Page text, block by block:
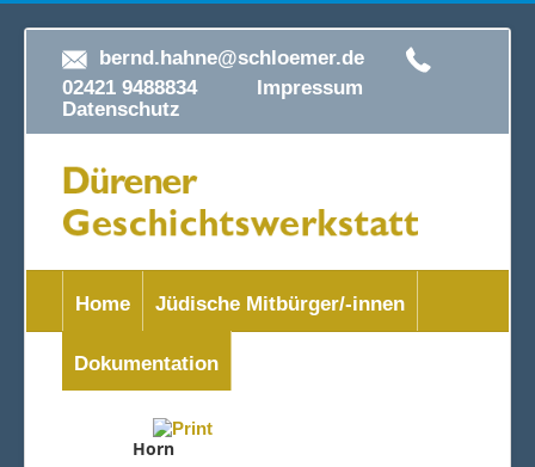
bernd.hahne@schloemer.de
02421 9488834 Impressum
Datenschutz
Home Jüdische Mitbürger/-innen
Dokumentation
Horn